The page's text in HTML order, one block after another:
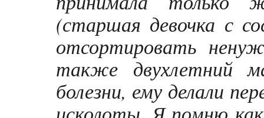
(старшая девочка с
отсортировать
также двухлетний
болезни, ему делали